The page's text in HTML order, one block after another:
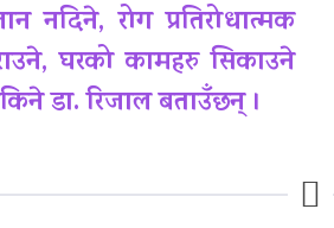
नदिने, रोग प्रतिरोधात्मक
घरको कामहरु सिकाउने
डा. रिजाल बताउँछन् ।